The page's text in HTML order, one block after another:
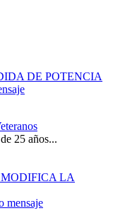
DE POTENCIA
25 años...
LA
mensaje